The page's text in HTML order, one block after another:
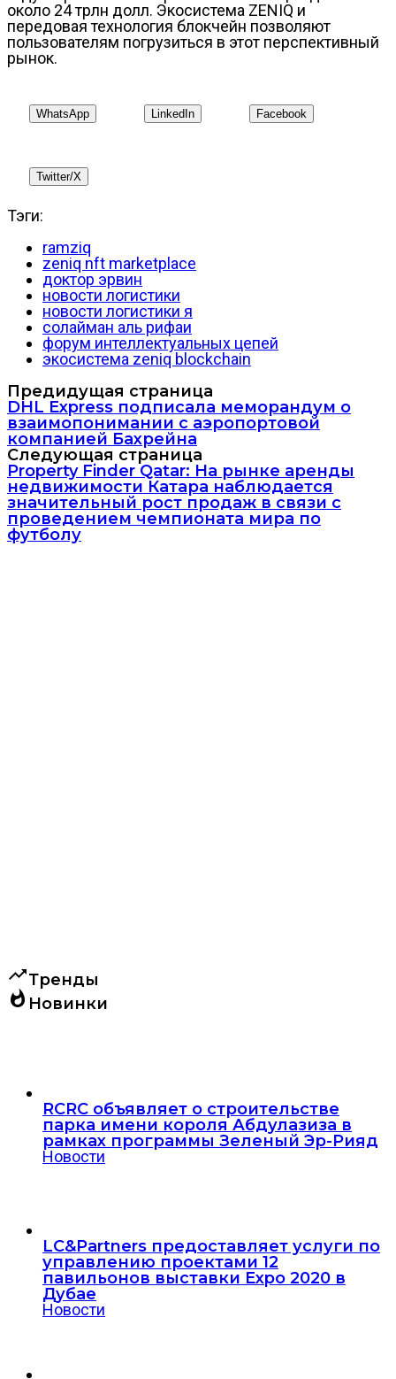
около 24 трлн долл. Экосистема ZENIQ и
передовая технология блокчейн позволяют
пользователям погрузиться в этот перспективный
рынок.
WhatsApp LinkedIn Facebook
Twitter/X
Тэги:
ramziq
zeniq nft marketplace
доктор эрвин
новости логистики
новости логистики я
солайман аль рифаи
форум интеллектуальных цепей
экосистема zeniq blockchain
Предидущая страница
DHL Express подписала меморандум о
взаимопонимании с аэропортовой
компанией Бахрейна
Следующая страница
Property Finder Qatar: На рынке аренды
недвижимости Катара наблюдается
значительный рост продаж в связи с
проведением чемпионата мира по
футболу
trending_upТренды
whatshot Новинки
RCRC объявляет о строительстве
парка имени короля Абдулазиза в
рамках программы Зеленый Эр-Рияд
Новости
LC&Partners предоставляет услуги по
управлению проектами 12
павильонов выставки Expo 2020 в
Дубае
Новости